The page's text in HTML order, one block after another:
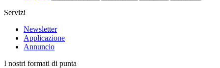
Servizi
Newsletter
Applicazione
Annuncio
I nostri formati di punta